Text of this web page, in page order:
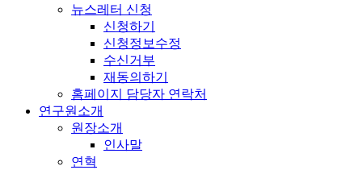
뉴스레터 신청
신청하기
신청정보수정
수신거부
재동의하기
홈페이지 담당자 연락처
연구원소개
원장소개
인사말
연혁